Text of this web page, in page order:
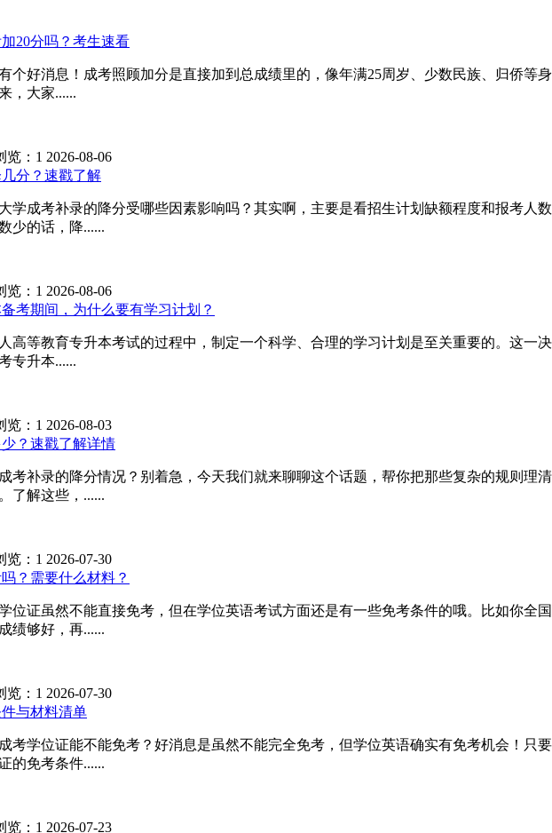
20分吗？考生速看
好消息！成考照顾加分是直接加到总成绩里的，像年满25周岁、少数民族、归侨等
，大家......
览：1 2026-08-06
分？速戳了解
成考补录的降分受哪些因素影响吗？其实啊，主要是看招生计划缺额程度和报考人
少的话，降......
览：1 2026-08-06
考期间，为什么要有学习计划？
高等教育专升本考试的过程中，制定一个科学、合理的学习计划是至关重要的。这一
专升本......
览：1 2026-08-03
？速戳了解详情
考补录的降分情况？别着急，今天我们就来聊聊这个话题，帮你把那些复杂的规则理
了解这些，......
览：1 2026-07-30
？需要什么材料？
证虽然不能直接免考，但在学位英语考试方面还是有一些免考条件的哦。比如你全
绩够好，再......
览：1 2026-07-30
与材料清单
考学位证能不能免考？好消息是虽然不能完全免考，但学位英语确实有免考机会！只
的免考条件......
览：1 2026-07-23